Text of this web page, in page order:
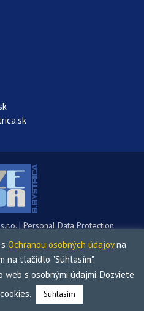
| Personal Data Protection
Menu
Ochranou osobných údajovna
na tlačidlo "Súhlasím".
s osobnými údajmi. Dozviete
Súhlasím